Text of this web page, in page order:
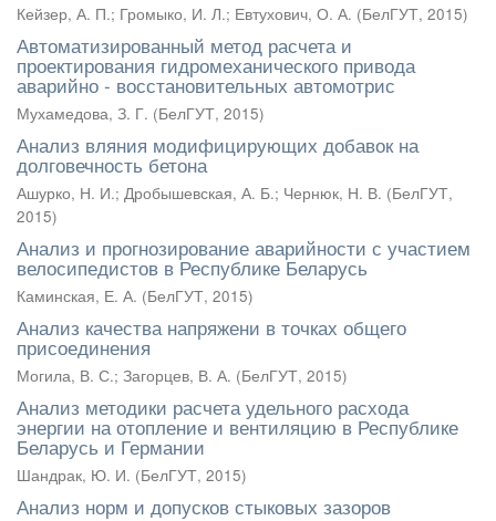
Кейзер, А. П.; Громыко, И. Л.; Евтухович, О. А. (БелГУТ, 2015)
Автоматизированный метод расчета и
проектирования гидромеханического привода
аварийно - восстановительных автомотрис
Мухамедова, З. Г. (БелГУТ, 2015)
Анализ вляния модифицирующих добавок на
долговечность бетона
Ашурко, Н. И.; Дробышевская, А. Б.; Чернюк, Н. В. (БелГУТ,
2015)
Анализ и прогнозирование аварийности с участием
велосипедистов в Республике Беларусь
Каминская, Е. А. (БелГУТ, 2015)
Анализ качества напряжени в точках общего
присоединения
Могила, В. С.; Загорцев, В. А. (БелГУТ, 2015)
Анализ методики расчета удельного расхода
энергии на отопление и вентиляцию в Республике
Беларусь и Германии
Шандрак, Ю. И. (БелГУТ, 2015)
Анализ норм и допусков стыковых зазоров